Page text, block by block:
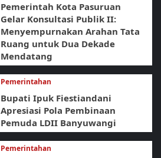
Pemerintah Kota Pasuruan
Gelar Konsultasi Publik II:
Menyempurnakan Arahan Tata
Ruang untuk Dua Dekade
Mendatang
Pemerintahan
Bupati Ipuk Fiestiandani
Apresiasi Pola Pembinaan
Pemuda LDII Banyuwangi
Pemerintahan